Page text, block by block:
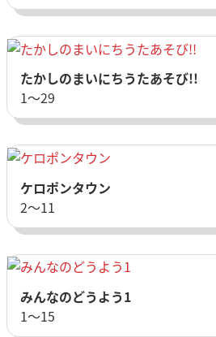
たかしのまいにちうたあそび!!
1〜29
ケロポンタウン
2〜11
みんなのどうよう1
1〜15